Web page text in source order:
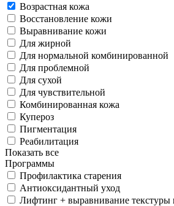
Возрастная кожа
Восстановление кожи
Выравнивание кожи
Для жирной
Для нормальной комбинированной
Для проблемной
Для сухой
Для чувствительной
Комбинированная кожа
Купероз
Пигментация
Реабилитация
Показать все
Программы
Профилактика старения
Антиоксидантный уход
Лифтинг + выравнивание текстуры